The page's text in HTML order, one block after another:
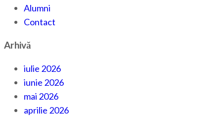
Alumni
Contact
Arhivă
iulie 2026
iunie 2026
mai 2026
aprilie 2026